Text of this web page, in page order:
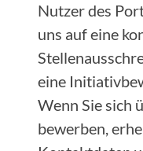
Nutzer des
uns auf eine
eine
Wenn Sie sich
bewerben,